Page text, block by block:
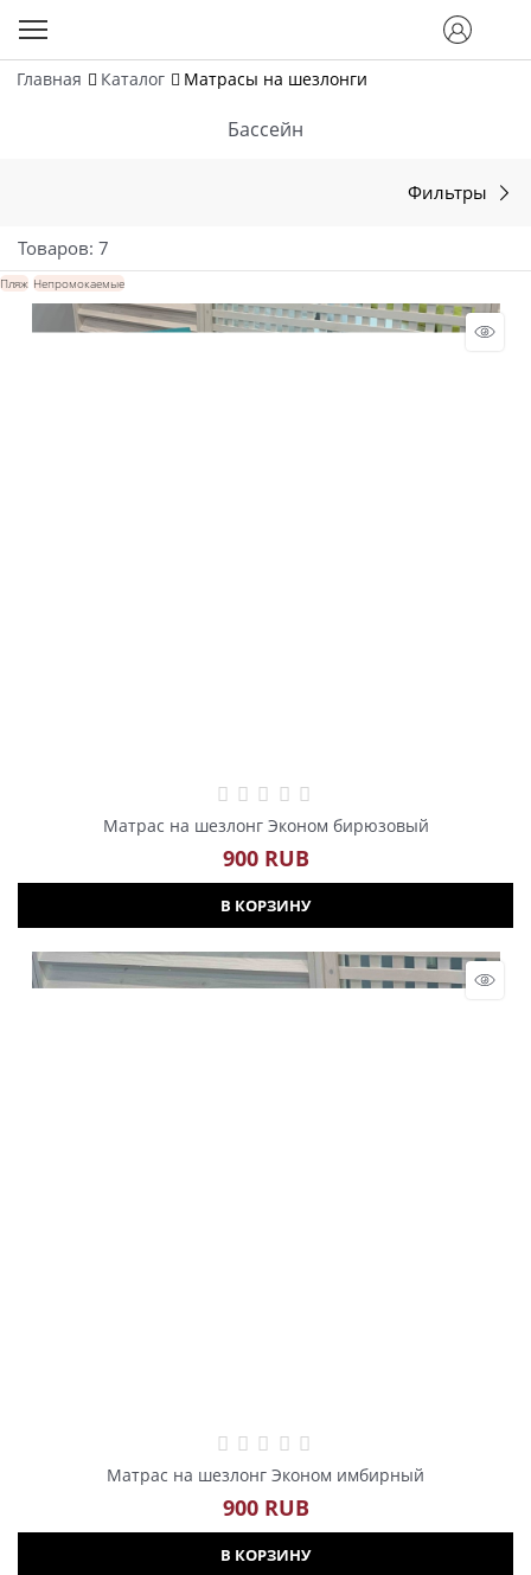
Главная Каталог Матрасы на шезлонги
Бассейн
Фильтры
Товаров: 7
Пляж Непромокаемые
Матрас на шезлонг Эконом бирюзовый
900 RUB
В КОРЗИНУ
Матрас на шезлонг Эконом имбирный
900 RUB
В КОРЗИНУ